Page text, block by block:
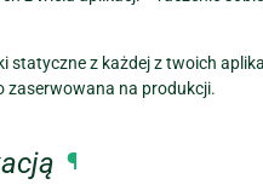
statyczne z każdej z twoich
zaserwowana na produkcji.
¶